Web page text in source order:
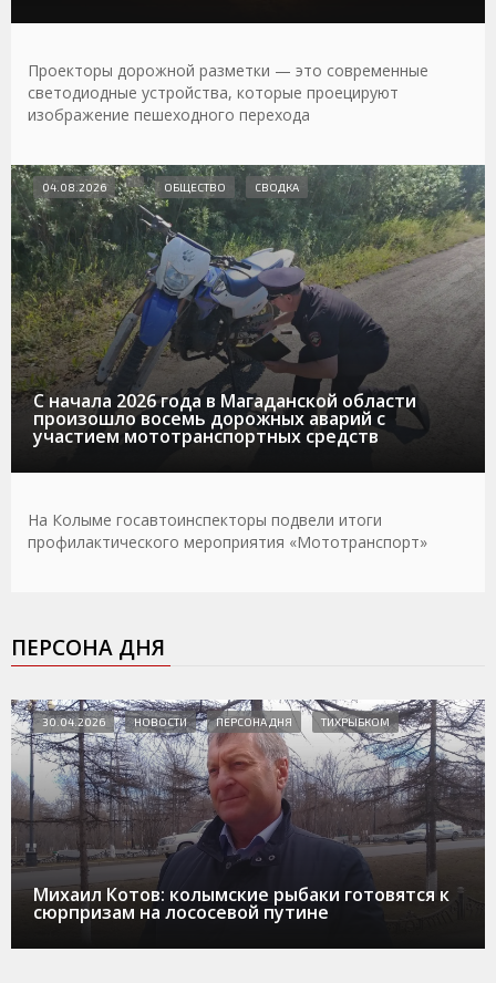
Проекторы дорожной разметки — это современные
светодиодные устройства, которые проецируют
изображение пешеходного перехода
С начала 2026 года в Магаданской области
произошло восемь дорожных аварий с
участием мототранспортных средств
04.08.2026 ОБЩЕСТВО СВОДКА
На Колыме госавтоинспекторы подвели итоги
профилактического мероприятия «Мототранспорт»
ПЕРСОНА ДНЯ
Михаил Котов: колымские рыбаки готовятся к
сюрпризам на лососевой путине
30.04.2026 НОВОСТИ ПЕРСОНА ДНЯ ТИХРЫБКОМ